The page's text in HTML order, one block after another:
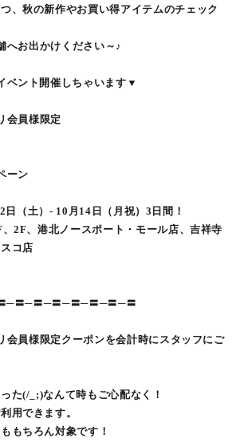
、秋の新作やお買い得アイテムのチェック
お出かけください～♪
ベント開催しちゃいます▼
会員様限定
ーン
日（土）- 10月14日（月祝）3日間！
2F、港北ノースポート・モール店、吉祥寺
コ店
─〓─〓─〓─〓─〓─〓─〓
会員様限定クーポンを会計時にスタッフにご
た(/_;)なんて時もご心配なく！
用できます。
もちろん対象です！